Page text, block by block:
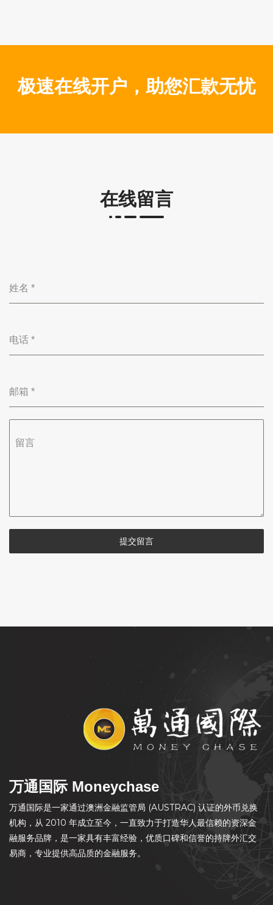
极速在线开户，助您汇款无忧
在线留言
姓名 *
电话 *
邮箱 *
留言
提交留言
万通国际 Moneychase
万通国际是一家通过澳洲金融监管局 (AUSTRAC) 认证的外币兑换
机构，从 2010 年成立至今，一直致力于打造华人最信赖的资深金
融服务品牌，是一家具有丰富经验，优质口碑和信誉的持牌外汇交
易商，专业提供高品质的金融服务。